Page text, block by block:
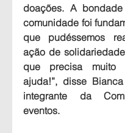
doações. A
comunidade foi
que pudéssemos
ação de
que precisa muito
ajuda!”, disse
integrante da
eventos.